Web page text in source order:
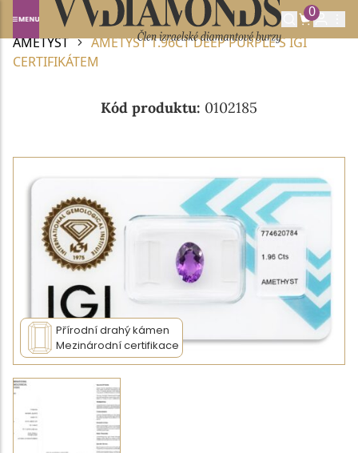
0
Domů
DRAHOKAMY A POLODRAHOKAMY
AMETYST
AMETYST 1.96CT DEEP PURPLE S IGI
CERTIFIKÁTEM
Kód produktu: 0102185
Přírodní drahý kámen
Mezinárodní certifikace